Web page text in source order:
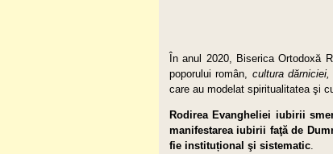
În anul 2020, Biserica Ortodoxă
poporului român, cultura
care au modelat spiritualitatea şi
Rodirea Evangheliei iubirii
manifestarea iubirii faţă de
fie instituțional şi sistematic.